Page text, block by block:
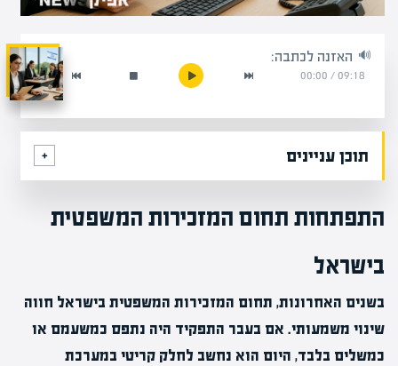
האזנה לכתבה:
09:18
/
00:00
תוכן עניינים
התפתחות תחום המזכירות המשפטית
בישראל
בשנים האחרונות, תחום המזכירות המשפטית בישראל חווה
שינוי משמעותי. אם בעבר התפקיד היה נתפס כמשעמם או
כמשלים בלבד, היום הוא נחשב לחלק קריטי במערכת